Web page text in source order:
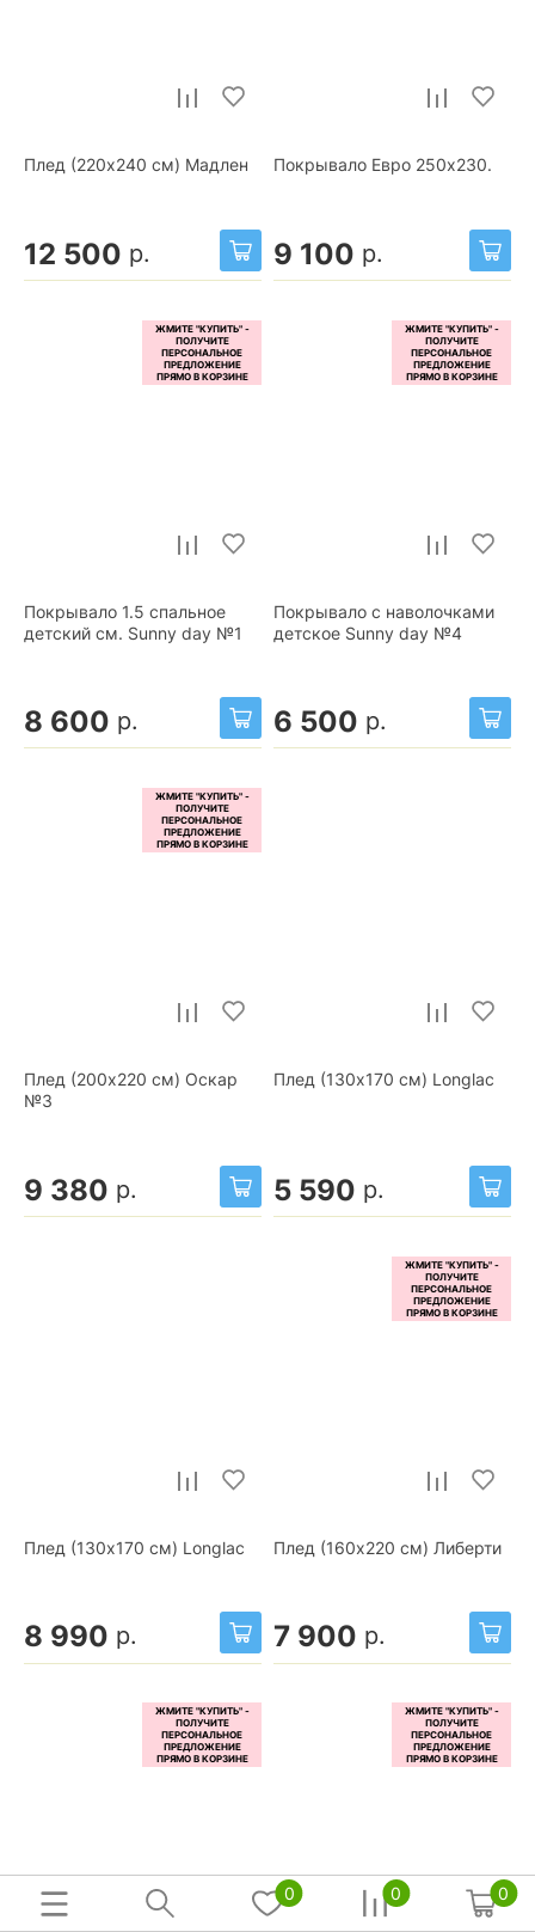
Плед (220x240 см) Мадлен
12 500 р.
Покрывало Евро 250x230.
9 100 р.
Покрывало 1.5 спальное
детский см. Sunny day №1
8 600 р.
Покрывало с наволочками
детское Sunny day №4
6 500 р.
Плед (200x220 см) Оскар
№3
9 380 р.
Плед (130x170 см) Longlac
5 590 р.
Плед (130x170 см) Longlac
8 990 р.
Плед (160x220 см) Либерти
7 900 р.
0 0 0